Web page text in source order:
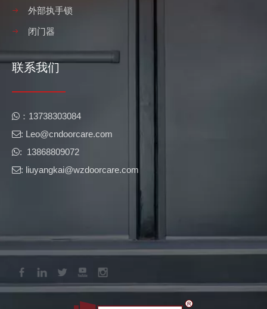
外部执手锁
闭门器
联系我们
 ​​：13738303084
: Leo@cndoorcare.com​​​​​​​
: 13868809072
: liuyangkai@wzdoorcare.com